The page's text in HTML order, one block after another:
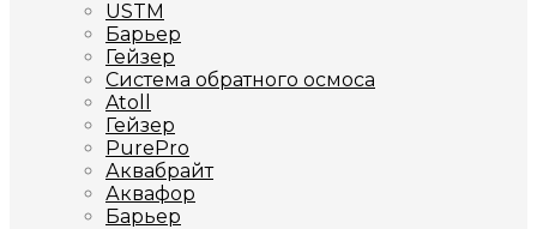
USTM
Барьер
Гейзер
Система обратного осмоса
Atoll
Гейзер
PurePro
Аквабрайт
Аквафор
Барьер